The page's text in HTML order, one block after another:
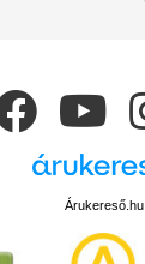
Árukereső.hu